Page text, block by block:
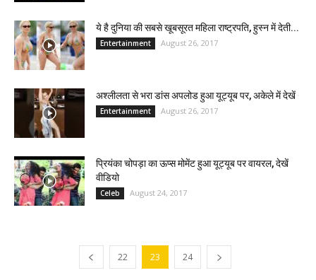
ये है दुनिया की सबसे खूबसूरत महिला राष्ट्रपति, हुस्न में देती...
Entertainment August 26, 2017
अश्लीलता से भरा डांस अपलोड हुआ यूट्यूब पर, अकेले में देखें
Entertainment August 26, 2017
प्रियंका चोपड़ा का ऊप्स मोमेंट हुआ यूट्यूब पर वायरल, देखें
वीडियो
Celeb August 24, 2017
22 23 24